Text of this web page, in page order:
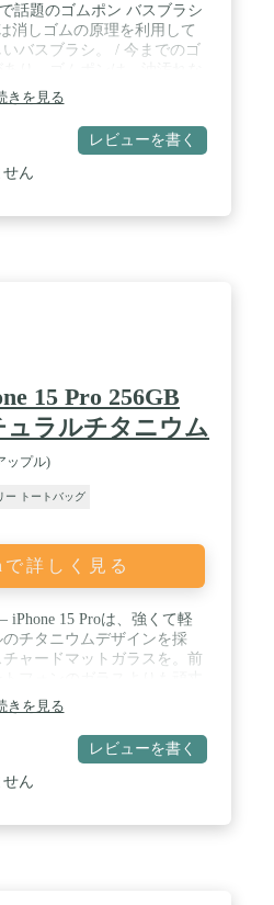
話題のゴムポン バスブラシ
消しゴムの原理を利用して
バスブラシ。 / 今までのゴ
、 洗剤なしで今までにない
ました。スポンジや、ブラ
を表面にコーティング。 / 本
22cm 素材：[柄]ポリプロ
エステル（表面加工：ゴム
きを見る
レビューを書く
ん
15 Pro 256GB
ュラルチタニウム
ップル)
ー トートバッグ
詳しく見る
15 Proは、強くて軽
チタニウムデザインを採
ャードマットガラスを。前
沫性能、耐水性能、防塵性能
的なディスプレイ — 6.1イ
ディスプレイはProMotionを
ックス性能が必要な時は、
レートを上げます。Dynamic
きを見る
レビューを書く
ん